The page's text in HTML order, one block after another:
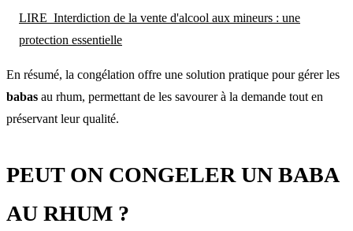
LIRE Interdiction de la vente d'alcool aux mineurs : une
protection essentielle
En résumé, la congélation offre une solution pratique pour gérer les
babas au rhum, permettant de les savourer à la demande tout en
préservant leur qualité.
PEUT ON CONGELER UN BABA
AU RHUM ?